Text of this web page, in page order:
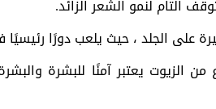
التام لنمو الشعر الزائد.
على الجلد ، حيث يلعب دورًا
من الزيوت يعتبر آمنًا للبشرة